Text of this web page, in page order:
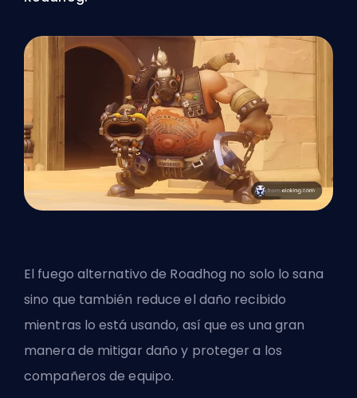
El fuego alternativo de Roadhog no solo lo sana
sino que también reduce el daño recibido
mientras lo está usando, así que es una gran
manera de mitigar daño y proteger a los
compañeros de equipo.